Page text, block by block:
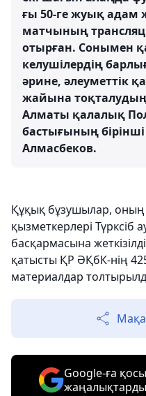
ғы 50-ге жуық адам
матчының
отырған. Сонымен
келушілердің
әрине, әлеуметтік
жайына тоқталудың
Алматы қалалық
бастығының
Алмасбеков.
Құқық бұзушылар, оның
қызметкерлері Түрксіб
басқармасына
қатысты ҚР ӘҚбК-нің
материалдар
Google-ға